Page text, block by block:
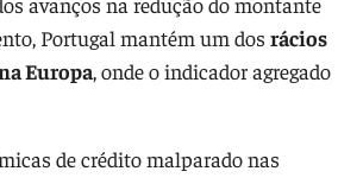
Portugal mantém um dos rácios
Europa, onde o indicador agregado
de crédito malparado nas